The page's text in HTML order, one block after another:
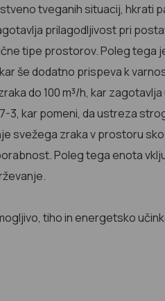
tveganih situacij, hkrati
prilagodljivost pri
tipe prostorov. Poleg tega
še dodatno prispeva k
do 100 m³/h, kar
3, kar pomeni, da ustreza
svežega zraka v prostoru
Poleg tega enota
tiho in energetsko